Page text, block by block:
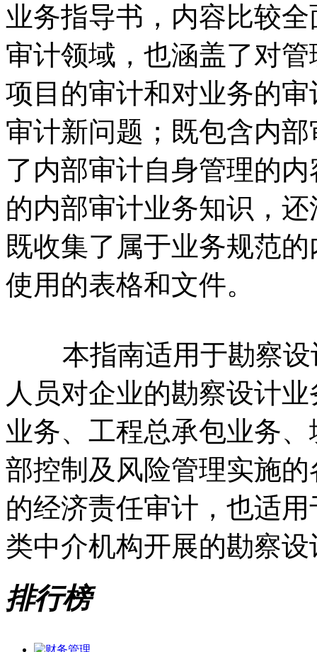
业务指导书，内容比较
审计领域，也涵盖了对
项目的审计和对业务的
审计新问题；既包含内
了内部审计自身管理的
的内部审计业务知识，
既收集了属于业务规范
使用的表格和文件。
本指南适用于勘察设
人员对企业的勘察设计
业务、工程总承包业务
部控制及风险管理实施
的经济责任审计，也适
类中介机构开展的勘察
排行榜